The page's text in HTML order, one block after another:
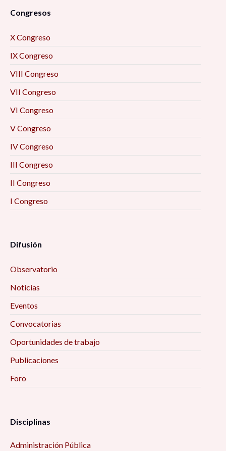
Congresos
X Congreso
IX Congreso
VIII Congreso
VII Congreso
VI Congreso
V Congreso
IV Congreso
III Congreso
II Congreso
I Congreso
Difusión
Observatorio
Noticias
Eventos
Convocatorias
Oportunidades de trabajo
Publicaciones
Foro
Disciplinas
Administración Pública